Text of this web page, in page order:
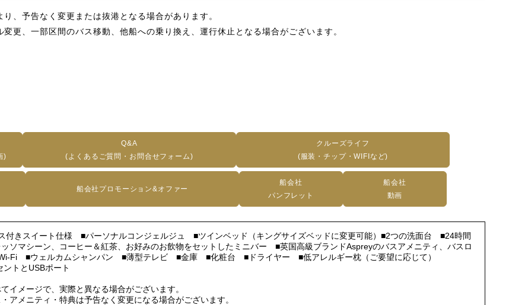
、予告なく変更または抜港となる場合があります。
更、一部区間のバス移動、他船への乗り換え、運行休止となる場合がございます。
)
Q&A
(よくあるご質問・お問合せフォーム)
クルーズライフ
(服装・チップ・WIFIなど)
船会社プロモーション&オファー
船会社
パンフレット
船会社
動画
付きスイート仕様 ■パーソナルコンジェルジュ ■ツインベッド（キングサイズベッドに変更可能）■2つの洗面台 ■24時間
ソマシーン、コーヒー＆紅茶、お好みのお飲物をセットしたミニバー ■英国高級ブランドAspreyのバスアメニティ、バスロ
Fi ■ウェルカムシャンパン ■薄型テレビ ■金庫 ■化粧台 ■ドライヤー ■低アレルギー枕（ご要望に応じて）
ントとUSBポート
イメージで、実際と異なる場合がございます。
アメニティ・特典は予告なく変更になる場合がございます。